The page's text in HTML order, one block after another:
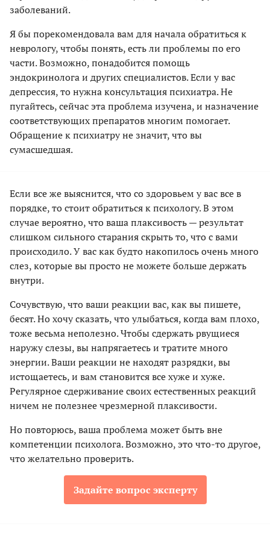
заболеваний.
Я бы порекомендовала вам для начала обратиться к
неврологу, чтобы понять, есть ли проблемы по его
части. Возможно, понадобится помощь
эндокринолога и других специалистов. Если у вас
депрессия, то нужна консультация психиатра. Не
пугайтесь, сейчас эта проблема изучена, и назначение
соответствующих препаратов многим помогает.
Обращение к психиатру не значит, что вы
сумасшедшая.
Если все же выяснится, что со здоровьем у вас все в
порядке, то стоит обратиться к психологу. В этом
случае вероятно, что ваша плаксивость — результат
слишком сильного старания скрыть то, что с вами
происходило. У вас как будто накопилось очень много
слез, которые вы просто не можете больше держать
внутри.
Сочувствую, что ваши реакции вас, как вы пишете,
бесят. Но хочу сказать, что улыбаться, когда вам плохо,
тоже весьма неполезно. Чтобы сдержать рвущиеся
наружу слезы, вы напрягаетесь и тратите много
энергии. Ваши реакции не находят разрядки, вы
истощаетесь, и вам становится все хуже и хуже.
Регулярное сдерживание своих естественных реакций
ничем не полезнее чрезмерной плаксивости.
Но повторюсь, ваша проблема может быть вне
компетенции психолога. Возможно, это что-то другое,
что желательно проверить.
Задайте вопрос эксперту